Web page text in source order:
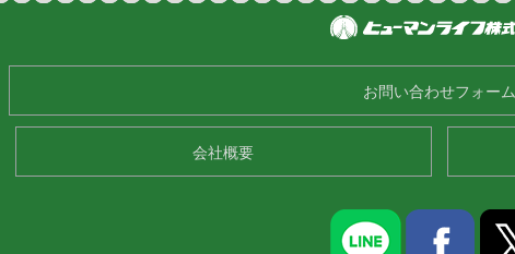
お問い合わせフォーム
会社概要